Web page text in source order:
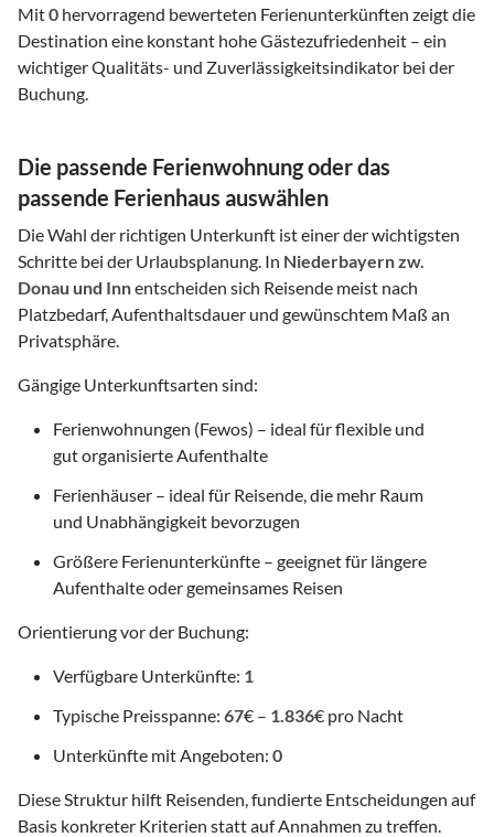
Mit0 hervorragend bewerteten Ferienunterkünften zeigt die
Destination eine konstant hohe Gästezufriedenheit – ein
wichtiger Qualitäts- und Zuverlässigkeitsindikator bei der
Buchung.
Die passende Ferienwohnung oder das
passende Ferienhaus auswählen
Die Wahl der richtigen Unterkunft ist einer der wichtigsten
Schritte bei der Urlaubsplanung. In Niederbayern zw.
Donau und Innentscheiden sich Reisende meist nach
Platzbedarf, Aufenthaltsdauer und gewünschtem Maß an
Privatsphäre.
Gängige Unterkunftsarten sind:
Ferienwohnungen (Fewos) – ideal für flexible und
gut organisierte Aufenthalte
Ferienhäuser – ideal für Reisende, die mehr Raum
und Unabhängigkeit bevorzugen
Größere Ferienunterkünfte – geeignet für längere
Aufenthalte oder gemeinsames Reisen
Orientierung vor der Buchung:
Verfügbare Unterkünfte: 1
Typische Preisspanne: 67€ – 1.836€ pro Nacht
Unterkünfte mit Angeboten: 0
Diese Struktur hilft Reisenden, fundierte Entscheidungen auf
Basis konkreter Kriterien statt auf Annahmen zu treffen.